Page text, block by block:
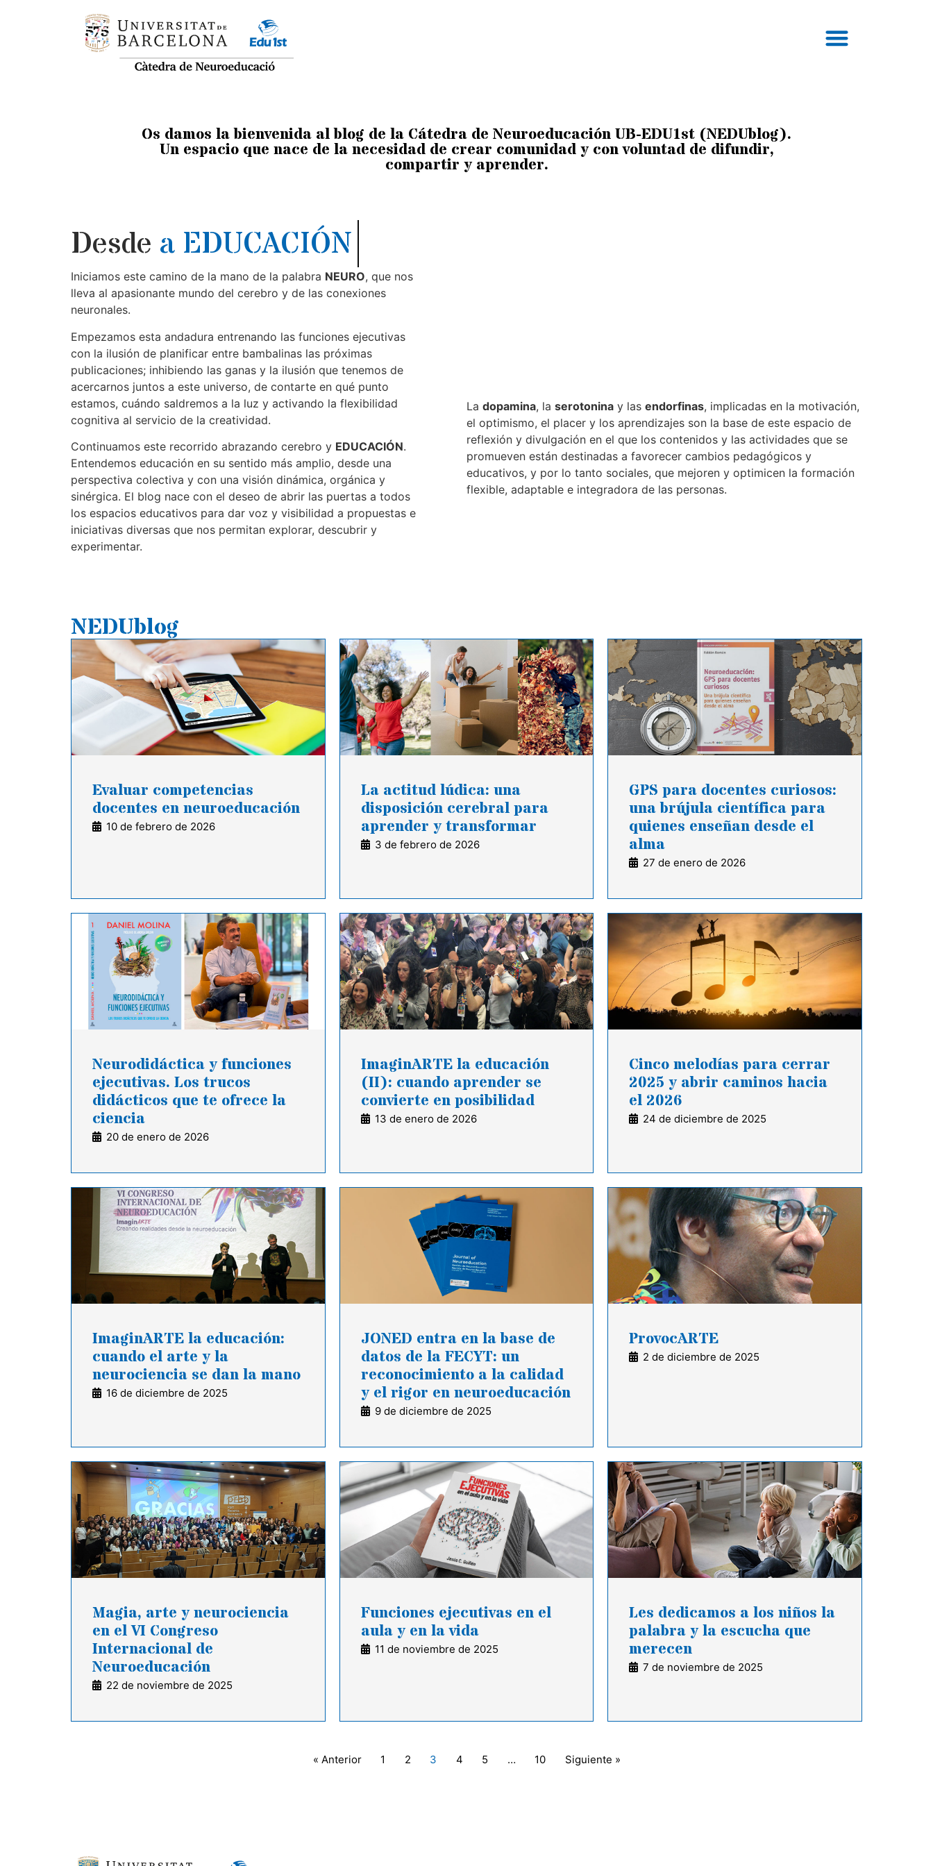
Os damos la bienvenida al blog de la Cátedra de Neuroeducación UB-EDU1st (NEDUblog).
Un espacio que nace de la necesidad de crear comunidad y con voluntad de difundir,
compartir y aprender.
Desde a EDUCACIÓN
Iniciamos este camino de la mano de la palabra NEURO, que nos
lleva al apasionante mundo del cerebro y de las conexiones
neuronales.
Empezamos esta andadura entrenando las funciones ejecutivas
con la ilusión de planificar entre bambalinas las próximas
publicaciones; inhibiendo las ganas y la ilusión que tenemos de
acercarnos juntos a este universo, de contarte en qué punto
estamos, cuándo saldremos a la luz y activando la flexibilidad
cognitiva al servicio de la creatividad.
Continuamos este recorrido abrazando cerebro y EDUCACIÓN.
Entendemos educación en su sentido más amplio, desde una
perspectiva colectiva y con una visión dinámica, orgánica y
sinérgica. El blog nace con el deseo de abrir las puertas a todos
los espacios educativos para dar voz y visibilidad a propuestas e
iniciativas diversas que nos permitan explorar, descubrir y
experimentar.
La dopamina, la serotonina y las endorfinas, implicadas en la motivación,
el optimismo, el placer y los aprendizajes son la base de este espacio de
reflexión y divulgación en el que los contenidos y las actividades que se
promueven están destinadas a favorecer cambios pedagógicos y
educativos, y por lo tanto sociales, que mejoren y optimicen la formación
flexible, adaptable e integradora de las personas.
NEDUblog
Evaluar competencias
docentes en neuroeducación
10 de febrero de 2026
La actitud lúdica: una
disposición cerebral para
aprender y transformar
3 de febrero de 2026
GPS para docentes curiosos:
una brújula científica para
quienes enseñan desde el
alma
27 de enero de 2026
Neurodidáctica y funciones
ejecutivas. Los trucos
didácticos que te ofrece la
ciencia
20 de enero de 2026
ImaginARTE la educación
(II): cuando aprender se
convierte en posibilidad
13 de enero de 2026
Cinco melodías para cerrar
2025 y abrir caminos hacia
el 2026
24 de diciembre de 2025
ImaginARTE la educación:
cuando el arte y la
neurociencia se dan la mano
16 de diciembre de 2025
JONED entra en la base de
datos de la FECYT: un
reconocimiento a la calidad
y el rigor en neuroeducación
9 de diciembre de 2025
ProvocARTE
2 de diciembre de 2025
Magia, arte y neurociencia
en el VI Congreso
Internacional de
Neuroeducación
22 de noviembre de 2025
Funciones ejecutivas en el
aula y en la vida
11 de noviembre de 2025
Les dedicamos a los niños la
palabra y la escucha que
merecen
7 de noviembre de 2025
« Anterior 1 2 3 4 5 … 10 Siguiente »